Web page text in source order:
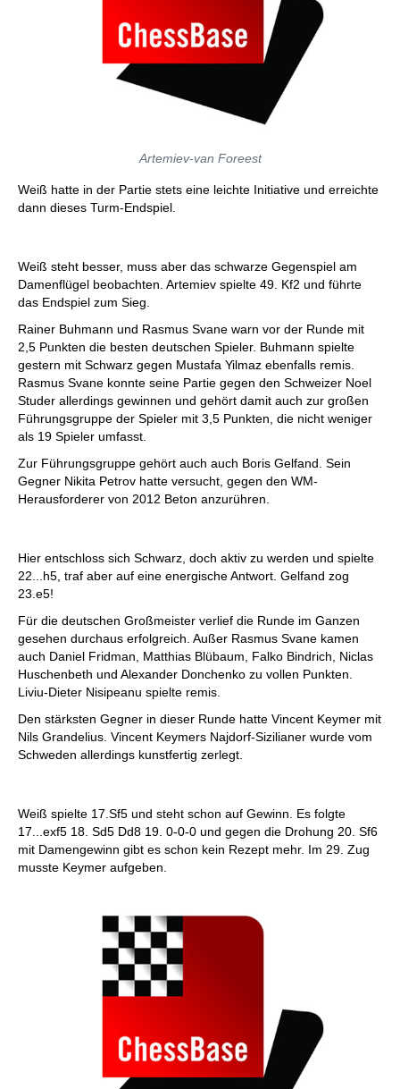
Artemiev-van Foreest
Weiß hatte in der Partie stets eine leichte Initiative und erreichte
dann dieses Turm-Endspiel.
Weiß steht besser, muss aber das schwarze Gegenspiel am
Damenflügel beobachten. Artemiev spielte 49. Kf2 und führte
das Endspiel zum Sieg.
Rainer Buhmann und Rasmus Svane warn vor der Runde mit
2,5 Punkten die besten deutschen Spieler. Buhmann spielte
gestern mit Schwarz gegen Mustafa Yilmaz ebenfalls remis.
Rasmus Svane konnte seine Partie gegen den Schweizer Noel
Studer allerdings gewinnen und gehört damit auch zur großen
Führungsgruppe der Spieler mit 3,5 Punkten, die nicht weniger
als 19 Spieler umfasst.
Zur Führungsgruppe gehört auch auch Boris Gelfand. Sein
Gegner Nikita Petrov hatte versucht, gegen den WM-
Herausforderer von 2012 Beton anzurühren.
Hier entschloss sich Schwarz, doch aktiv zu werden und spielte
22...h5, traf aber auf eine energische Antwort. Gelfand zog
23.e5!
Für die deutschen Großmeister verlief die Runde im Ganzen
gesehen durchaus erfolgreich. Außer Rasmus Svane kamen
auch Daniel Fridman, Matthias Blübaum, Falko Bindrich, Niclas
Huschenbeth und Alexander Donchenko zu vollen Punkten.
Liviu-Dieter Nisipeanu spielte remis.
Den stärksten Gegner in dieser Runde hatte Vincent Keymer mit
Nils Grandelius. Vincent Keymers Najdorf-Sizilianer wurde vom
Schweden allerdings kunstfertig zerlegt.
Weiß spielte 17.Sf5 und steht schon auf Gewinn. Es folgte
17...exf5 18. Sd5 Dd8 19. 0-0-0 und gegen die Drohung 20. Sf6
mit Damengewinn gibt es schon kein Rezept mehr. Im 29. Zug
musste Keymer aufgeben.